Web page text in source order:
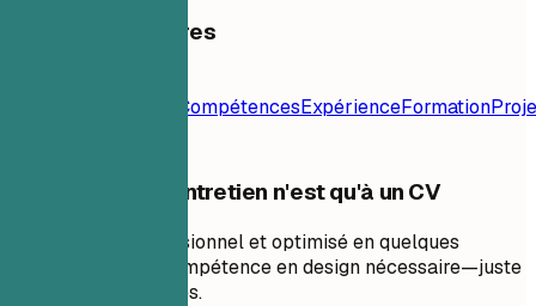
Table des matières
CompétencesExpérienceFormation
Votre Prochain Entretien n'est qu'à un CV
Créez un CV professionnel et optimisé en quelques
minutes. Aucune compétence en design nécessaire—juste
des résultats prouvés.